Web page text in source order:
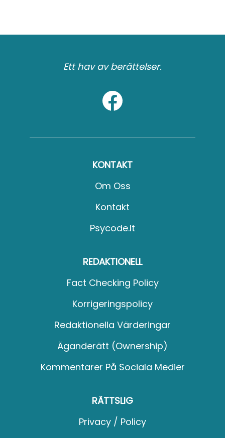
Ett hav av berättelser.
KONTAKT
Om Oss
Kontakt
Psycode.it
REDAKTIONELL
Fact Checking Policy
Korrigeringspolicy
Redaktionella Värderingar
Äganderätt (Ownership)
Kommentarer På Sociala Medier
RÄTTSLIG
Privacy / Policy